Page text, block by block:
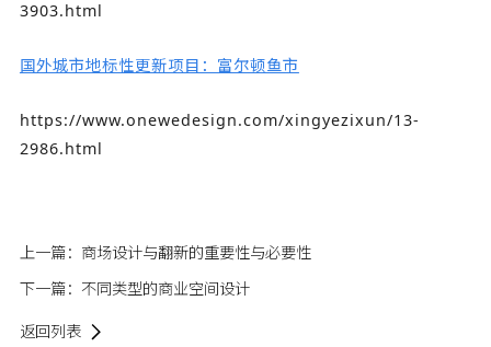
3903.html
国外城市地标性更新项目：富尔顿鱼市
https://www.onewedesign.com/xingyezixun/13-
2986.html
上一篇： 商场设计与翻新的重要性与必要性
下一篇： 不同类型的商业空间设计
返回列表